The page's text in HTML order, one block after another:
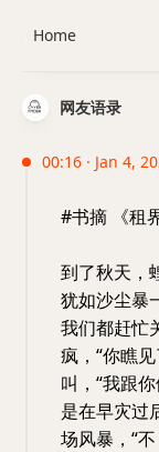
网友语录
00:16 · Jan 4,
#书摘 《租
到了秋天，
犹如沙尘暴
我们都赶忙
疯，“你瞧
叫，“我跟
是在早灾过
场风暴，“
Home